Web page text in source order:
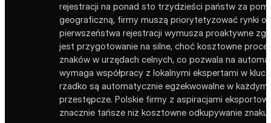
rejestracji na ponad sto trzydzieści państw za
geograficzną, firmy muszą priorytetyzować rynki o
pierwszeństwa rejestracji wymusza proaktywne
jest przygotowanie na silne, choć kosztowne
znaków w urzędach celnych, co pozwala na
wymaga współpracy z lokalnymi ekspertami w
rzadko są automatycznie egzekwowalne w
przestępcze. Polskie firmy z aspiracjami
znacznie tańsze niż kosztowne odkupywanie